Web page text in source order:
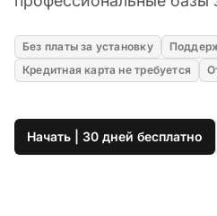
Без платы за установку
Кредитная карта не требуется
Начать | 30 дней бесплатно